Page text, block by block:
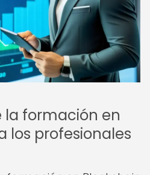
formación en
los profesionales